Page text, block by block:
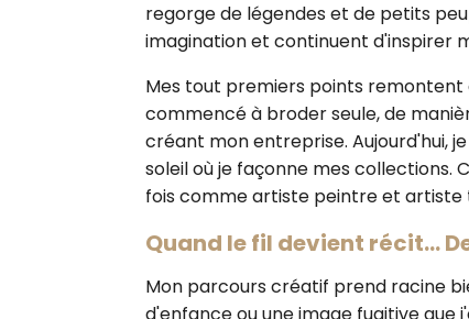
regorge de légendes et de petits
imagination et continuent d'inspirer
Mes tout premiers points remontent
commencé à broder seule, de
créant mon entreprise. Aujourd'hui,
soleil où je façonne mes collections.
fois comme artiste peintre et artiste
Quand le fil devient récit...
Mon parcours créatif prend racine